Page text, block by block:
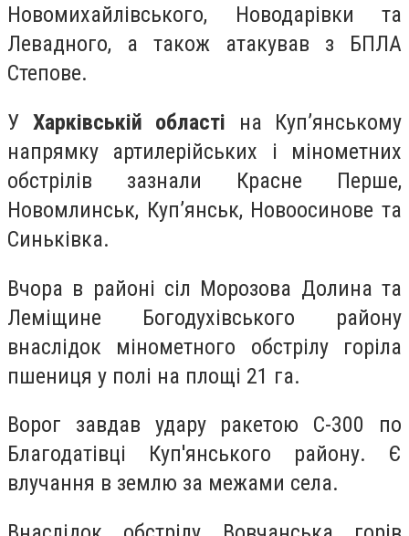
Новомихайлівського, Новодарівки та
Левадного, а також атакував з БПЛА
Степове.
У Харківській області на Куп’янському
напрямку артилерійських і мінометних
обстрілів зазнали Красне Перше,
Новомлинськ, Куп’янськ, Новоосинове та
Синьківка.
Вчора в районі сіл Морозова Долина та
Леміщине Богодухівського району
внаслідок мінометного обстрілу горіла
пшениця у полі на площі 21 га.
Ворог завдав удару ракетою С-300 по
Благодатівці Куп'янського району. Є
влучання в землю за межами села.